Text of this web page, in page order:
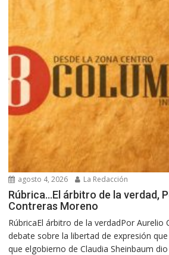
agosto 4, 2026 La Redacción
Rúbrica…El árbitro de la verdad,
Contreras Moreno
RúbricaEl árbitro de la verdadPor Aurelio
debate sobre la libertad de expresión
que elgobierno de Claudia Sheinbaum